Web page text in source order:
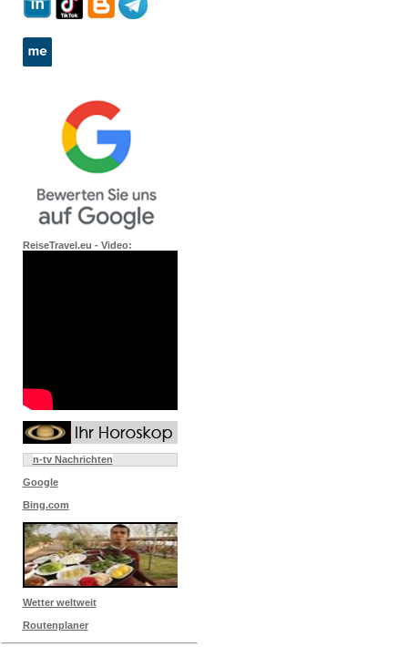
ReiseTravel.eu - Video:
n-tv Nachrichten
Google
Bing.com
Wetter weltweit
Routenplaner